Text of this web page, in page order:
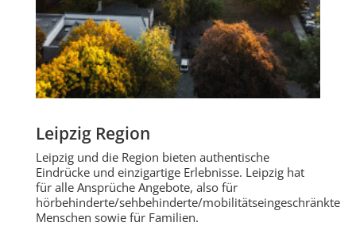
Leipzig Region
Leipzig und die Region bieten authentische
Eindrücke und einzigartige Erlebnisse. Leipzig hat
für alle Ansprüche Angebote, also für
hörbehinderte/sehbehinderte/mobilitätseingeschränkte
Menschen sowie für Familien.